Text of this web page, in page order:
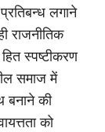
प्रतिबन्ध लगाने
राजनीतिक
स्पष्टीकरण
समाज में
बनाने की
को